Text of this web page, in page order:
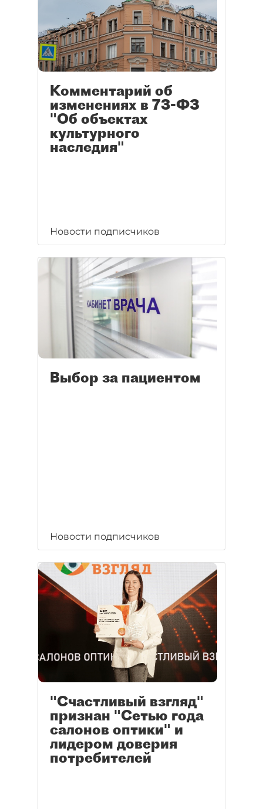
Комментарий об
изменениях в 73-ФЗ
"Об объектах
культурного
наследия"
Новости подписчиков
Выбор за пациентом
Новости подписчиков
"Счастливый взгляд"
признан "Сетью года
салонов оптики" и
лидером доверия
потребителей